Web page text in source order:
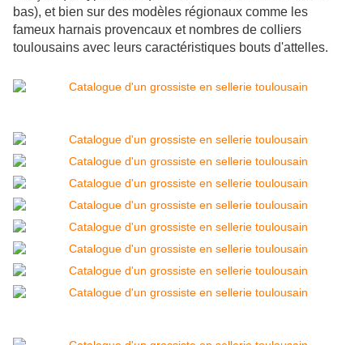
bas), et bien sur des modèles régionaux comme les
fameux harnais provencaux et nombres de colliers
toulousains avec leurs caractéristiques bouts d'attelles.